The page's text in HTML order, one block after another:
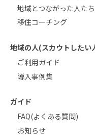
地域とつながった人たち
移住コーチング
地域の人(スカウトしたい
ご利用ガイド
導入事例集
ガイド
FAQ(よくある質問)
お知らせ